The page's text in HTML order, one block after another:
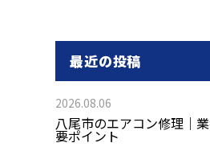
最近の投稿
2026.08.06
八尾市のエアコン修理｜
要ポイント